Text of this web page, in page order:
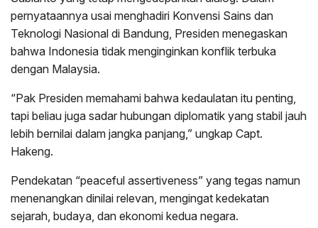
pernyataannya usai menghadiri Konvensi Sains dan
Teknologi Nasional di Bandung, Presiden menegaskan
bahwa Indonesia tidak menginginkan konflik terbuka
dengan Malaysia.
“Pak Presiden memahami bahwa kedaulatan itu penting,
tapi beliau juga sadar hubungan diplomatik yang stabil jauh
lebih bernilai dalam jangka panjang,” ungkap Capt.
Hakeng.
Pendekatan “peaceful assertiveness” yang tegas namun
menenangkan dinilai relevan, mengingat kedekatan
sejarah, budaya, dan ekonomi kedua negara.